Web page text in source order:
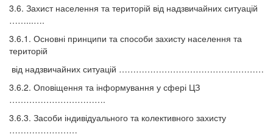
3.6. Захист населення та територій від надзвичайних ситуацій
……...….
3.6.1. Основні принципи та способи захисту населення та
територій
від надзвичайних ситуацій ……………………………………………
3.6.2. Оповіщення та інформування у сфері ЦЗ
…………………………….
3.6.3. Засоби індивідуального та колективного захисту
……………………